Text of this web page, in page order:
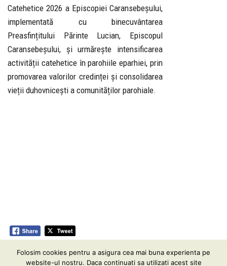
Catehetice 2026 a Episcopiei Caransebeșului,
implementată cu binecuvântarea
Preasfințitului Părinte Lucian, Episcopul
Caransebeșului, și urmărește intensificarea
activității catehetice în parohiile eparhiei, prin
promovarea valorilor credinței și consolidarea
vieții duhovnicești a comunităților parohiale.
Informare GDPR| Conținutul acestui website vă este pus
Folosim cookies pentru a asigura cea mai buna experienta pe
website-ul nostru. Daca continuati sa utilizati acest site